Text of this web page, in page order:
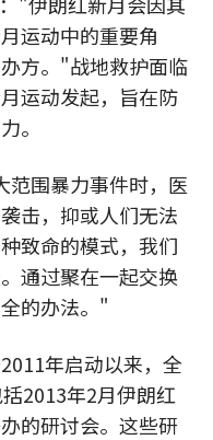
运动中的重要角
方。"战地救护面临
运动发起，旨在防
。
范围暴力事件时，医
击，抑或人们无法
致命的模式，我们
通过聚在一起交换
的办法。"
年启动以来，全
2013年2月伊朗红
的研讨会。这些研